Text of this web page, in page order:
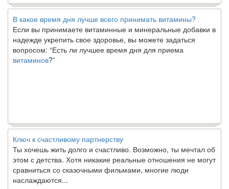
В какое время дня лучше всего принимать витамины?
Если вы принимаете витаминные и минеральные добавки в
надежде укрепить свое здоровье, вы можете задаться
вопросом: “Есть ли лучшее время дня для приема
витаминов ?”
Ключ к счастливому партнерству
Ты хочешь жить долго и счастливо. Возможно, ты мечтал об
этом с детства. Хотя никакие реальные отношения не могут
сравниться со сказочными фильмами, многие люди
наслаждаются...